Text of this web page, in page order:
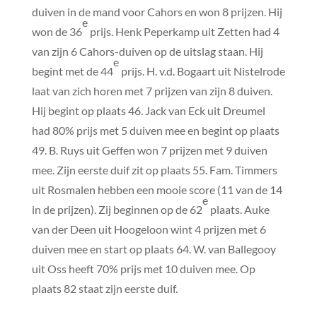
duiven in de mand voor Cahors en won 8 prijzen. Hij
won de 36
e
prijs. Henk Peperkamp uit Zetten had 4
van zijn 6 Cahors-duiven op de uitslag staan. Hij
begint met de 44
e
prijs. H. v.d. Bogaart uit Nistelrode
laat van zich horen met 7 prijzen van zijn 8 duiven.
Hij begint op plaats 46. Jack van Eck uit Dreumel
had 80% prijs met 5 duiven mee en begint op plaats
49. B. Ruys uit Geffen won 7 prijzen met 9 duiven
mee. Zijn eerste duif zit op plaats 55. Fam. Timmers
uit Rosmalen hebben een mooie score (11 van de 14
in de prijzen). Zij beginnen op de 62
e
plaats. Auke
van der Deen uit Hoogeloon wint 4 prijzen met 6
duiven mee en start op plaats 64. W. van Ballegooy
uit Oss heeft 70% prijs met 10 duiven mee. Op
plaats 82 staat zijn eerste duif.